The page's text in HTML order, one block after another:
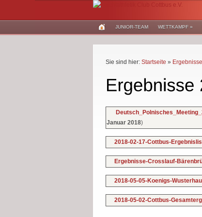
JUNIOR-TEAM WETTKAMPF »
Sie sind hier: Startseite » Ergebnisse
Januar 2018)
2018-02-17-Cottbus-
Ergebnisse-Crosslauf-
2018-05-05-Koenigs-
2018-05-02-Cottbus-